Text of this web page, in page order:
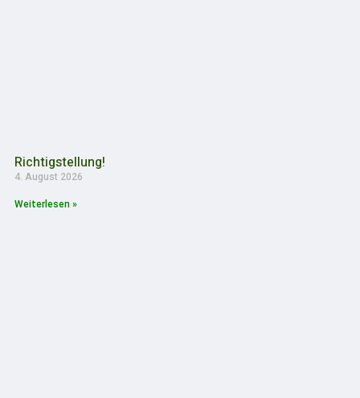
Richtigstellung!
4. August 2026
Weiterlesen »